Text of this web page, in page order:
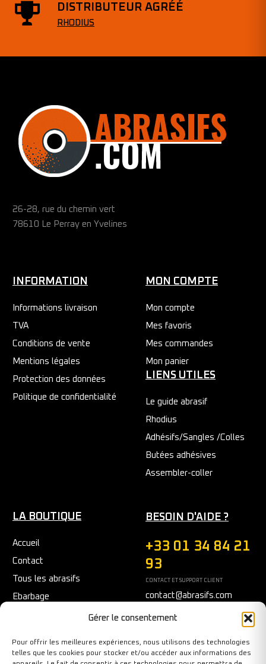
Gérer le consentement
Pour offrir les meilleures expériences, nous utilisons des technologies
telles que les cookies pour stocker et/ou accéder aux informations des
DISTRIBUTEUR AGRÉÉ
RHODIUS
26-28, rue du chemin vert
78610 Le Perray en Yvelines
INFORMATION
Informations livraison
TVA
Conditions de vente
Mentions légales
Protection des données
Politique de confidentialité
MON COMPTE
Mon compte
Mes favoris
Mes commandes
Mon panier
LIENS UTILES
Le guide abrasif
Rhodius
Adhésifs/Sangles /Colles
Butées adhésives
Assembler-coller
LA BOUTIQUE
Accueil
Contact
Tous les abrasifs
Ebarbage
Nettoyage
BESOIN D'AIDE ?
+33 01 34 84 21
93
CONTACT ET SUPPORT CLIENT
contact@abrasifs.com
Du Lundi au Vendredi